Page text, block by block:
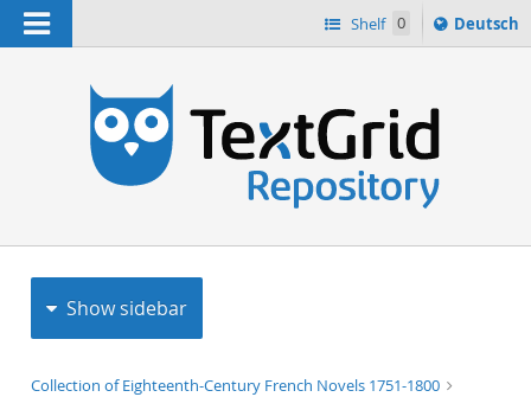
Navigation Shelf 0
Sprache
ï¿½ndern
Deutsch
Show sidebar
Collection of Eighteenth-Century French Novels 1751-1800